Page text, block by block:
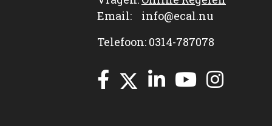
Email: info@ecal.nu
Telefoon: 0314-787078